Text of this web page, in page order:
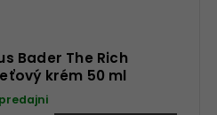
Bader The Rich
krém 50 ml